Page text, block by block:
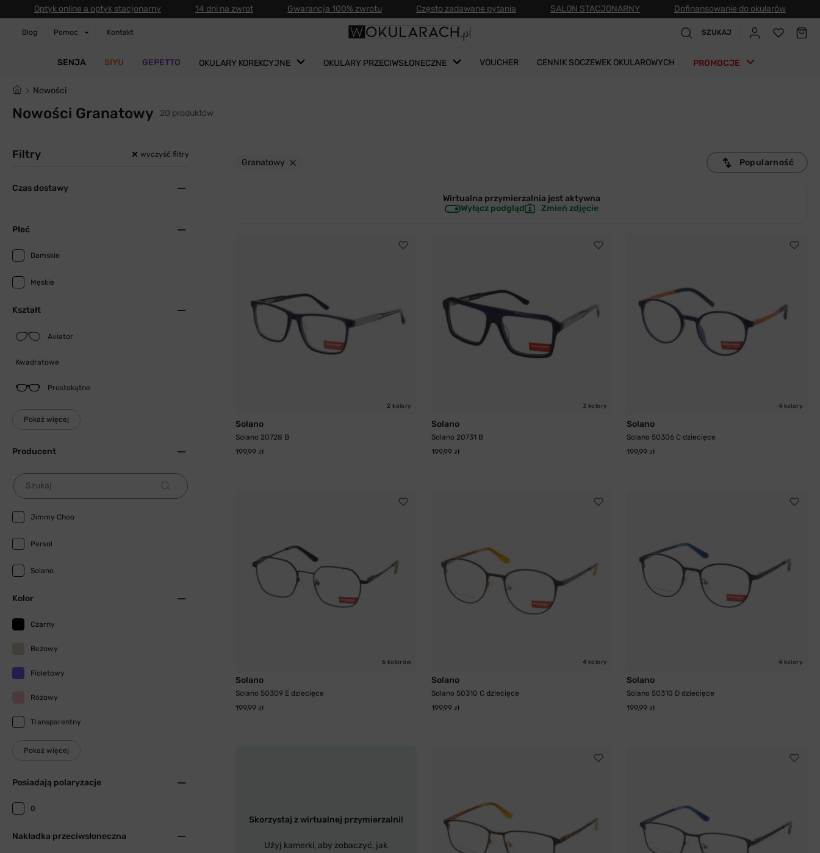
Optyk online a optyk stacjonarny 14 dni na zwrot Gwarancja 100% zwrotu Często zadawane pytania SALON STACJONARNY Dofinansowanie do okularów
Blog Pomoc Kontakt SZUKAJ
SENJA SIYU GEPETTO OKULARY KOREKCYJNE OKULARY PRZECIWSŁONECZNE VOUCHER CENNIK SOCZEWEK OKULAROWYCH PROMOCJE
Nowości
Nowości Granatowy 20 produktów
Filtry wyczyść filtry
Czas dostawy
Płeć
Damskie
Męskie
Kształt
Aviator
Kwadratowe
Prostokątne
Pokaż więcej
Producent
Szukaj
Jimmy Choo
Persol
Solano
Kolor
Czarny
Beżowy
Fioletowy
Różowy
Transparentny
Pokaż więcej
Posiadają polaryzacje
0
Nakładka przeciwsłoneczna
Granatowy Popularność
Wirtualna przymierzalnia jestaktywna
Wyłącz podgląd
Zmień zdjęcie
2 kolory
Solano
Solano 20728 B
199,99 zł
3 kolory
Solano
Solano 20731 B
199,99 zł
4 kolory
Solano
Solano 50306 C dziecięce
199,99 zł
6 kolorów
Solano
Solano 50309 E dziecięce
199,99 zł
4 kolory
Solano
Solano 50310 C dziecięce
199,99 zł
4 kolory
Solano
Solano 50310 D dziecięce
199,99 zł
Skorzystaj z wirtualnej przymierzalni!
Użyj kamerki, aby zobaczyć, jak